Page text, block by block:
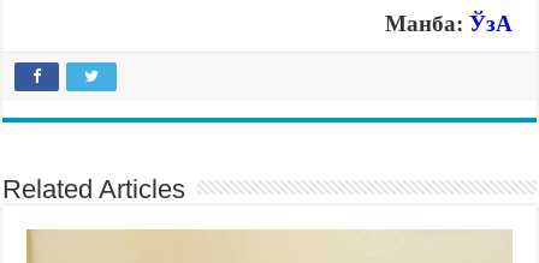
Манба: ЎзА
Related Articles